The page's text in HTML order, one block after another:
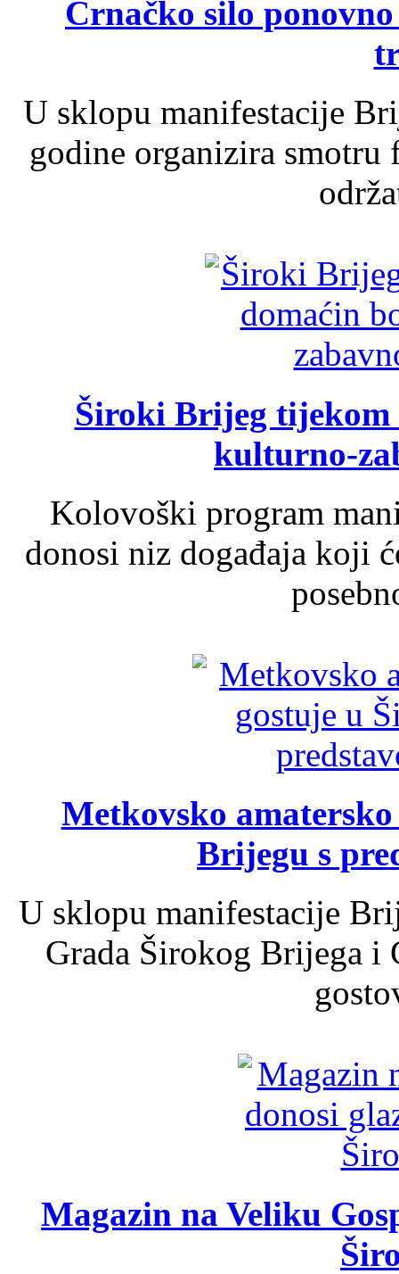
Crnačko silo
U sklopu manifestacije
godine organizira
Široki Brijeg tijekom
kulturno-
Kolovoški program
donosi niz događaja koji
Metkovsko
Brijegu s
U sklopu manifestacije
Grada Širokog Brijega
Magazin na Veliku